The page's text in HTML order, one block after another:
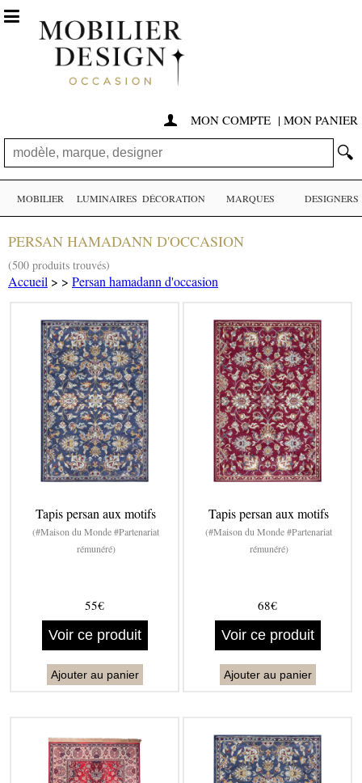
 MON COMPTE | MON PANIER
🔍

MOBILIER LUMINAIRES DÉCORATION MARQUES DESIGNERS
PERSAN HAMADANN D'OCCASION
(500 produits trouvés)
Accueil > > Persan hamadann d'occasion
Tapis persan aux motifs
(#Maison du Monde #Partenariat
rémunéré)
55€
Voir ce produit
Ajouter au panier
Tapis persan aux motifs
(#Maison du Monde #Partenariat
rémunéré)
68€
Voir ce produit
Ajouter au panier